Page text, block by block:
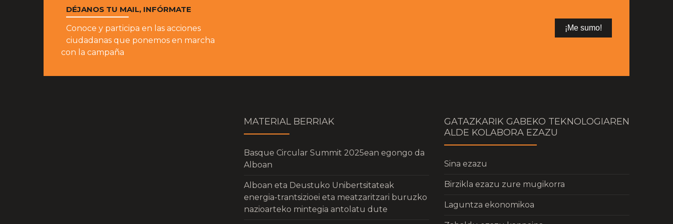
DÉJANOS TU MAIL, INFÓRMATE
Conoce y participa en las acciones
ciudadanas que ponemos en marcha
con la campaña
MATERIAL BERRIAK
Basque Circular Summit 2025ean egongo da
Alboan
Alboan eta Deustuko Unibertsitateak
energia-trantsizioei eta meatzaritzari buruzko
nazioarteko mintegia antolatu dute
GATAZKARIK GABEKO TEKNOLOGIAREN
ALDE KOLABORA EZAZU
Sina ezazu
Birzikla ezazu zure mugikorra
Laguntza ekonomikoa